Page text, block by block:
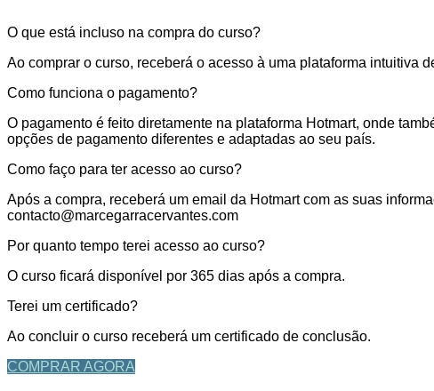
O que está incluso na compra do curso?
Ao comprar o curso, receberá o acesso à uma plataforma intuitiva
Como funciona o pagamento?
O pagamento é feito diretamente na plataforma Hotmart, onde
opções de pagamento diferentes e adaptadas ao seu país.
Como faço para ter acesso ao curso?
Após a compra, receberá um email da Hotmart com as suas
contacto@marcegarracervantes.com
Por quanto tempo terei acesso ao curso?
O curso ficará disponível por 365 dias após a compra.
Terei um certificado?
Ao concluir o curso receberá um certificado de conclusão.
COMPRAR AGORA